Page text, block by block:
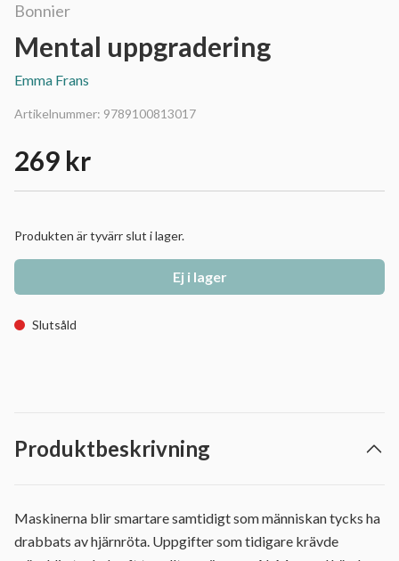
Bonnier
Mental uppgradering
Emma Frans
Artikelnummer: 9789100813017
269 kr
Produkten är tyvärr slut i lager.
Ej i lager
Slutsåld
Produktbeskrivning
Maskinerna blir smartare samtidigt som människan tycks ha
drabbats av hjärnröta. Uppgifter som tidigare krävde